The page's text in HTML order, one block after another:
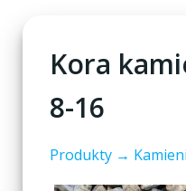
Kora
8-16
Produkty →